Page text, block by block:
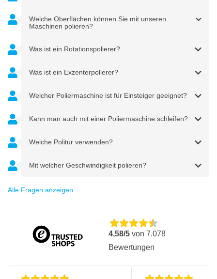
Welche Oberflächen können Sie mit unseren
Maschinen polieren?
Was ist ein Rotationspolierer?
Was ist ein Exzenterpolierer?
Welcher Poliermaschine ist für Einsteiger geeignet?
Kann man auch mit einer Poliermaschine schleifen?
Welche Politur verwenden?
Mit welcher Geschwindigkeit polieren?
Alle Fragen anzeigen
4,58/5 von 7.078
Bewertungen